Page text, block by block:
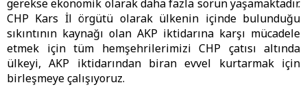
gerekse ekonomik olarak daha fazla sorun yaşamaktadır.
CHP Kars İl örgütü olarak ülkenin içinde bulunduğu
sıkıntının kaynağı olan AKP iktidarına karşı mücadele
etmek için tüm hemşehrilerimizi CHP çatısı altında
ülkeyi, AKP iktidarından biran evvel kurtarmak için
birleşmeye çalışıyoruz.